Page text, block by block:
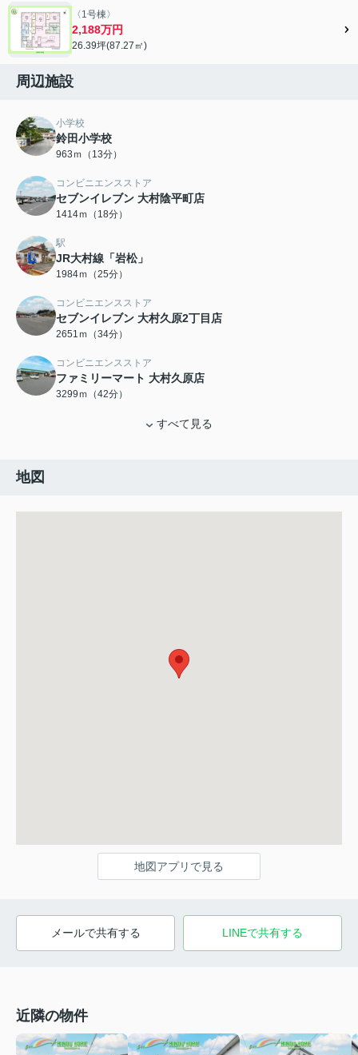
〈1号棟〉
2,188万円
26.39坪(87.27㎡)
周辺施設
小学校
鈴田小学校
963ｍ（13分）
コンビニエンスストア
セブンイレブン 大村陰平町店
1414ｍ（18分）
駅
JR大村線「岩松」
1984ｍ（25分）
コンビニエンスストア
セブンイレブン 大村久原2丁目店
2651ｍ（34分）
コンビニエンスストア
ファミリーマート 大村久原店
3299ｍ（42分）
すべて見る
地図
地図アプリで見る
メールで共有する LINEで共有する
近隣の物件